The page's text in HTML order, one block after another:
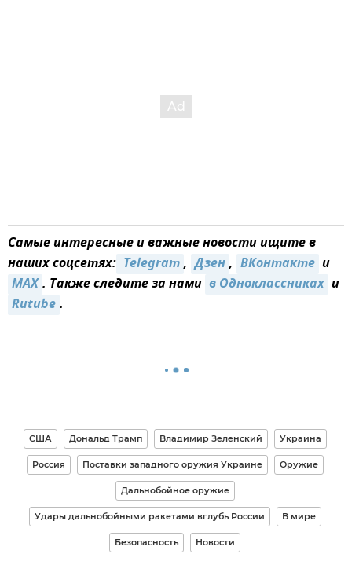
Самые интересные и важные новости ищите в
наших соцсетях: Telegram, Дзен, ВКонтакте и
MAX. Также следите за нами в Одноклассниках и
Rutube.
США Дональд Трамп Владимир Зеленский Украина
Россия Поставки западного оружия Украине Оружие
Дальнобойное оружие
Удары дальнобойными ракетами вглубь России В мире
Безопасность Новости